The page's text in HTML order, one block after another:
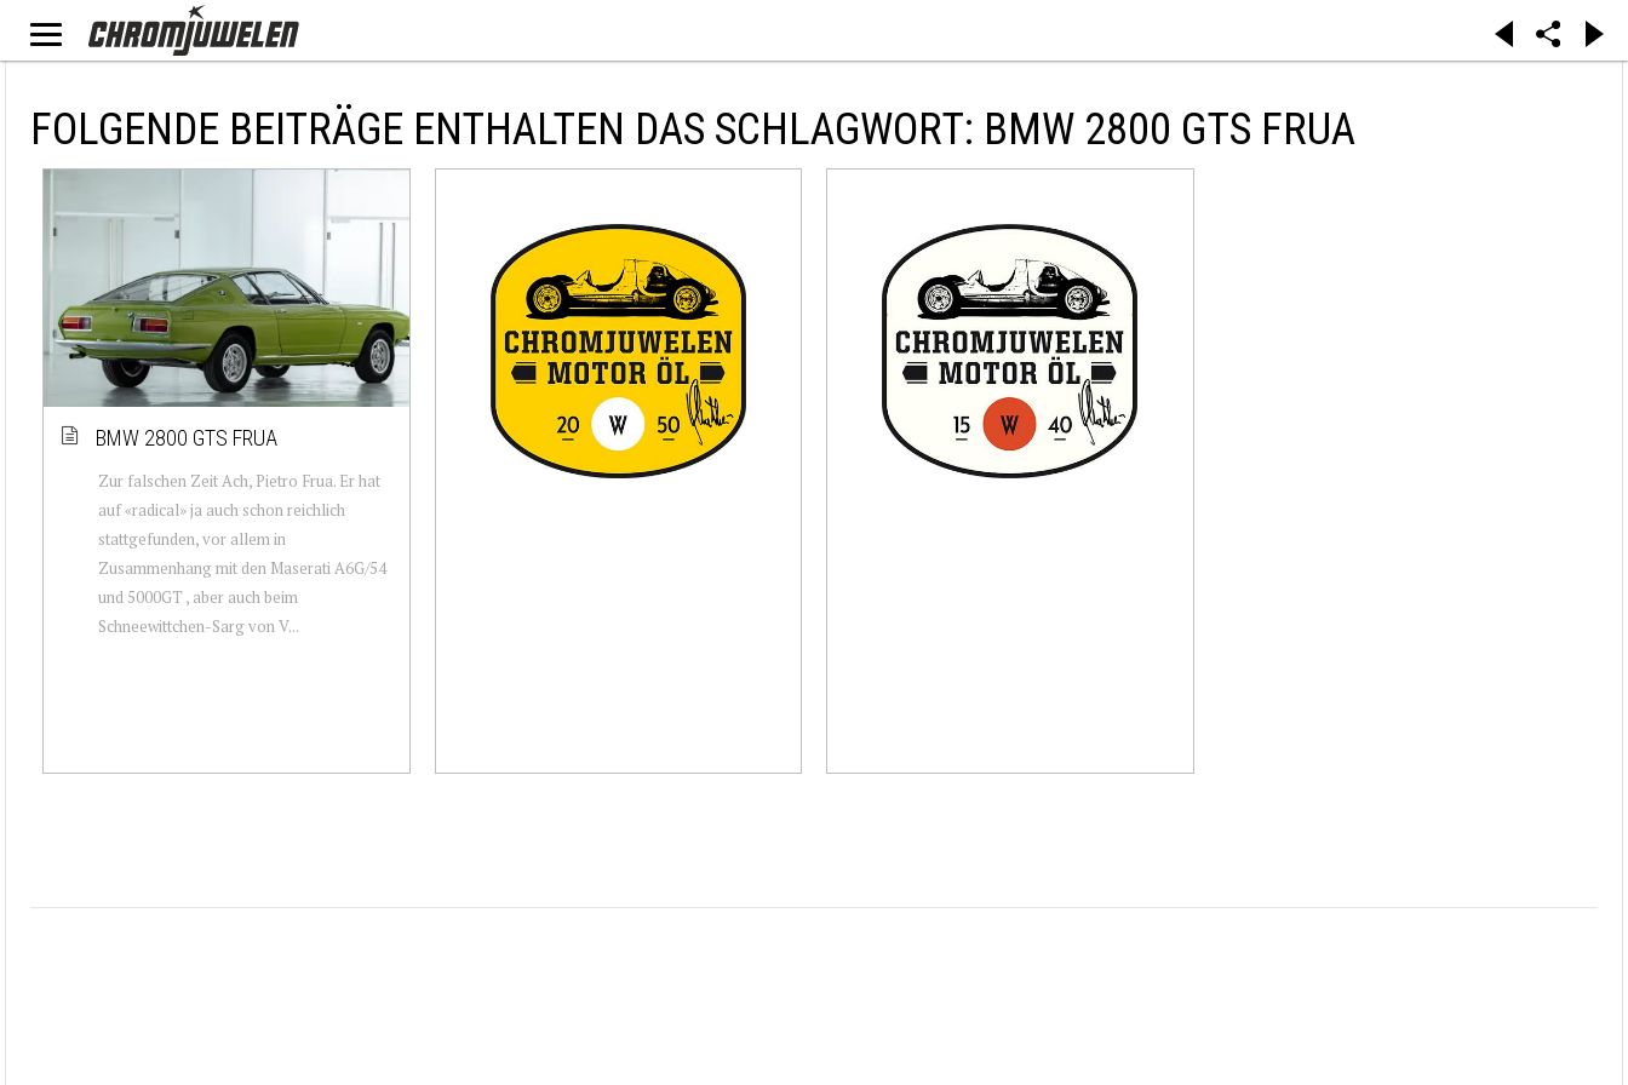
FOLGENDE BEITRÄGE ENTHALTEN DAS SCHLAGWORT: BMW 2800 GTS FRUA
BMW 2800 GTS FRUA
Zur falschen Zeit Ach, Pietro Frua. Er hat
auf «radical» ja auch schon reichlich
stattgefunden, vor allem in
Zusammenhang mit den Maserati A6G/54
und 5000GT , aber auch beim
Schneewittchen-Sarg von V...